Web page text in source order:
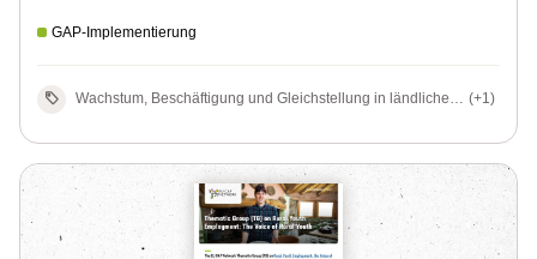
GAP-Implementierung
Wachstum, Beschäftigung und Gleichstellung in ländlichen
(+1)